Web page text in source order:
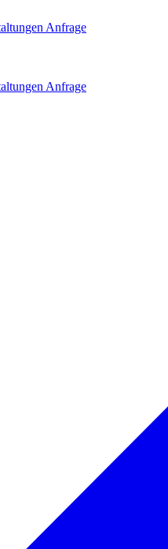
Anfrage
Anfrage